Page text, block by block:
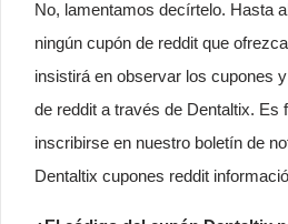
No, lamentamos decírtelo. Hasta
ningún cupón de reddit que
insistirá en observar los cupones
de reddit a través de Dentaltix. Es
inscribirse en nuestro boletín de
Dentaltix cupones reddit